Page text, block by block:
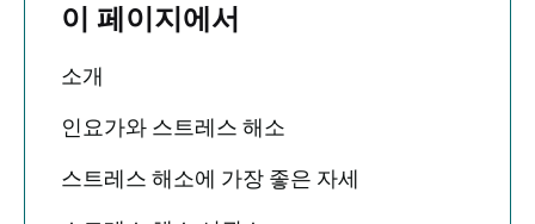
이 페이지에서
소개
인요가와 스트레스 해소
스트레스 해소에 가장 좋은 자세